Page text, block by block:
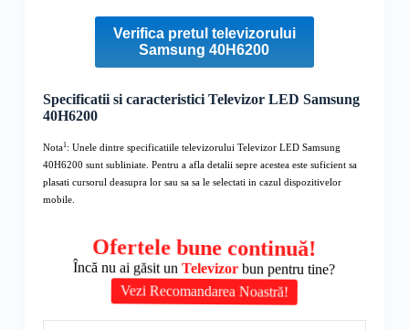
Verifica pretul televizorului
Samsung 40H6200
Specificatii si caracteristici Televizor LED Samsung
40H6200
Nota1: Unele dintre specificatiile televizorului Televizor LED Samsung
40H6200 sunt subliniate. Pentru a afla detalii sepre acestea este suficient sa
plasati cursorul deasupra lor sau sa sa le selectati in cazul dispozitivelor
mobile.
Ofertele bune continuă!
Încă nu ai găsit unTelevizorbun pentru tine?
Vezi Recomandarea Noastră!